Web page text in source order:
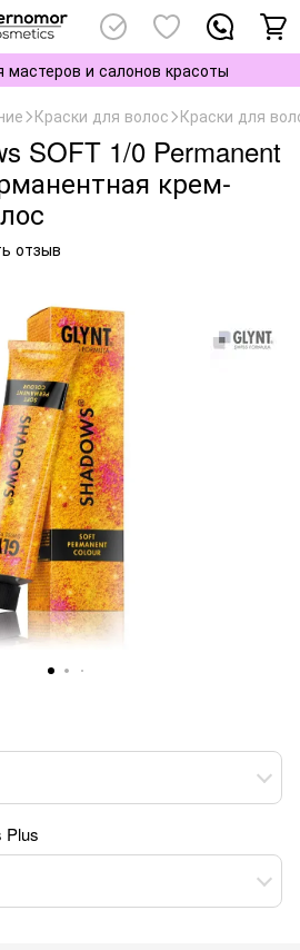
мастеров и салонов красоты
Краски для волос Краски для
SOFT 1/0 Permanent
крем-
отзыв
Plus